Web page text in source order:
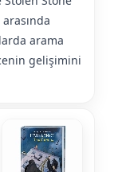
arama
gelişimini